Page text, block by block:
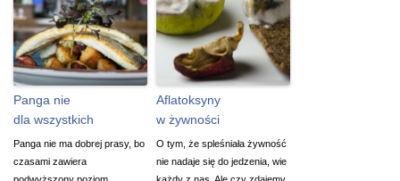
Panga nie
dla wszystkich
Panga nie ma dobrej prasy, bo
czasami zawiera
Aflatoksyny
w żywności
O tym, że spleśniała żywność
nie nadaje się do jedzenia, wie